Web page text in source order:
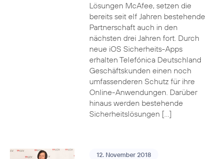
Lösungen McAfee, setzen die
bereits seit elf Jahren bestehende
Partnerschaft auch in den
nächsten drei Jahren fort. Durch
neue iOS Sicherheits-Apps
erhalten Telefónica Deutschland
Geschäftskunden einen noch
umfassenderen Schutz für ihre
Online-Anwendungen. Darüber
hinaus werden bestehende
Sicherheitslösungen […]
12. November 2018